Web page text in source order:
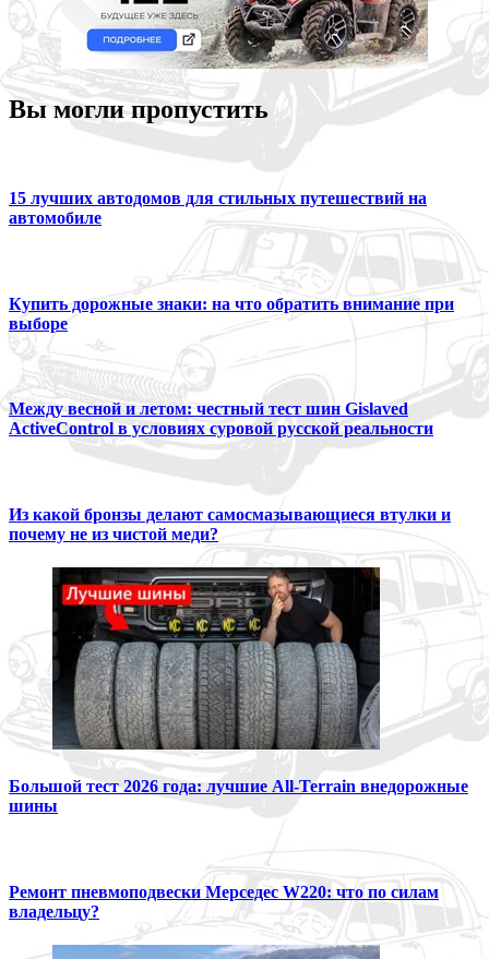
Вы могли пропустить
15 лучших автодомов для стильных путешествий на
автомобиле
Купить дорожные знаки: на что обратить внимание при
выборе
Между весной и летом: честный тест шин Gislaved
ActiveControl в условиях суровой русской реальности
Из какой бронзы делают самосмазывающиеся втулки и
почему не из чистой меди?
Большой тест 2026 года: лучшие All-Terrain внедорожные
шины
Ремонт пневмоподвески Мерседес W220: что по силам
владельцу?